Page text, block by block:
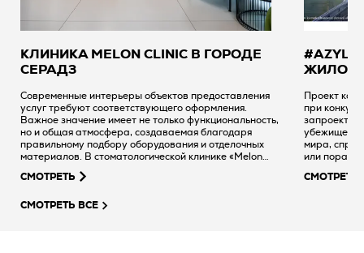
КЛИНИКА MELON CLINIC В ГОРОДЕ
СЕРАДЗ
Современные интерьеры объектов предоставления
услуг требуют соответствующего оформления.
Важное значение имеет не только функциональность,
но и общая атмосфера, создаваемая благодаря
правильному подбору оборудования и отделочных
материалов. В стоматологической клинике «Melon
проверенную керамическую плитку наивысшего
СМОТРЕТЬ
#AZYL-
Проект
при
убежищем,
мира,
или
СМОТРЕТЬ
СМОТРЕТЬ ВСЕ